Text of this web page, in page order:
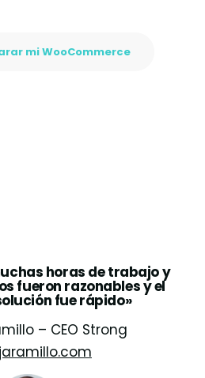
mi WooCommerce
horas de trabajo y
fueron razonables y el
fue rápido»
– CEO Strong